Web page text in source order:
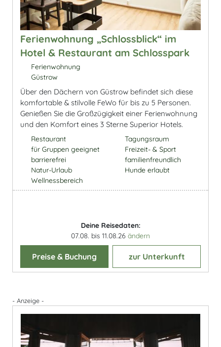
Ferienwohnung „Schlossblick“ im
Hotel & Restaurant am Schlosspark
Ferienwohnung
Güstrow
Über den Dächern von Güstrow befindet sich diese
komfortable & stilvolle FeWo für bis zu 5 Personen.
Genießen Sie die Großzügigkeit einer Ferienwohnung
und den Komfort eines 3 Sterne Superior Hotels.
Restaurant
für Gruppen geeignet
barrierefrei
Natur-Urlaub
Wellnessbereich
Tagungsraum
Freizeit- & Sport
familienfreundlich
Hunde erlaubt
Deine Reisedaten:
07.08. bis 11.08.26 ändern
Preise & Buchung zur Unterkunft
- Anzeige -